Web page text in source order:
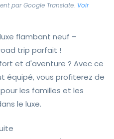
par Google Translate. Voir
flambant neuf –
trip parfait !
et d'aventure ? Avec ce
équipé, vous profiterez de
les familles et les
le luxe.